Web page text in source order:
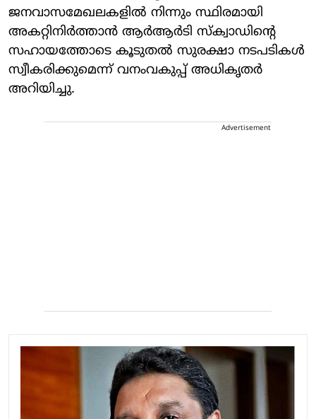
ജനവാസമേഖലകളിൽ നിന്നും സ്ഥിരമായി
അകറ്റിനിർത്താൻ ആർആർടി സ്ക്വാഡിന്റെ
സഹായത്തോടെ കൂടുതൽ സുരക്ഷാ നടപടികൾ
സ്വീകരിക്കുമെന്ന് വനംവകുപ്പ് അധികൃതർ
അറിയിച്ചു.
Advertisement